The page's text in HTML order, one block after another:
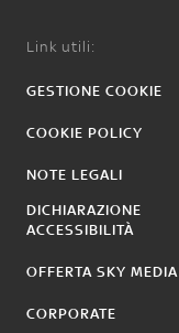
Link utili:
GESTIONE COOKIE
COOKIE POLICY
NOTE LEGALI
DICHIARAZIONE
ACCESSIBILITÀ
OFFERTA SKY MEDIA
CORPORATE